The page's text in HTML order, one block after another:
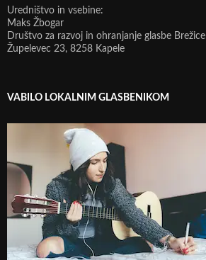
Uredništvo in vsebine:
Maks Žbogar
Društvo za razvoj in ohranjanje glasbe Brežice
Župelevec 23, 8258 Kapele
VABILO LOKALNIM GLASBENIKOM